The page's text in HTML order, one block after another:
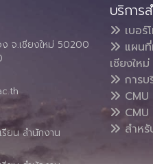
จ.เชียงใหม่ 50200
รียน สำนักงาน
บริการ
เบอ
แผน
เชียงใหม่
การบ
CMU
สำหรั